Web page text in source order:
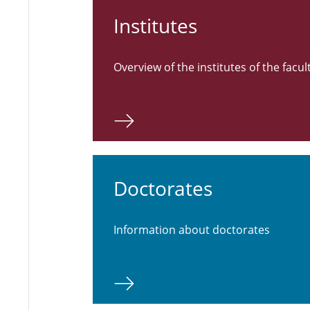
Institutes
Overview of the institutes of the
Doctorates
Information about doctorates